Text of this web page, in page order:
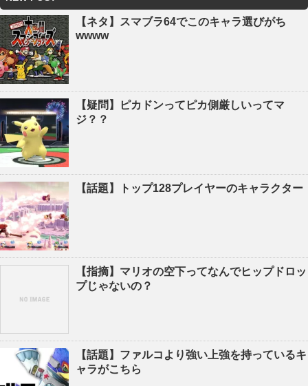
【ネタ】スマブラ64でこのキャラ選びがち
wwww
【疑問】ピカドンってピカ側厳しいってマ
ジ？？
【話題】トップ128プレイヤーのキャラクター
【指摘】マリオの空下ってなんでヒップドロッ
プじゃないの？
【話題】ファルコより強い上強を持っているキ
ャラがこちら